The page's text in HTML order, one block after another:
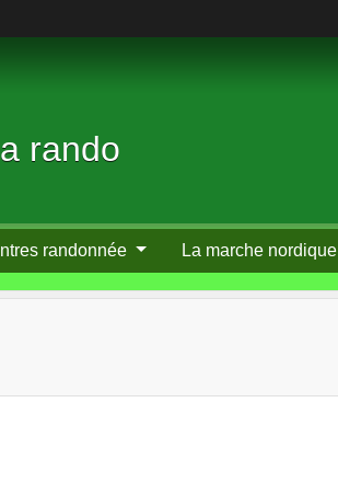
rando
randonnée La marche nordique